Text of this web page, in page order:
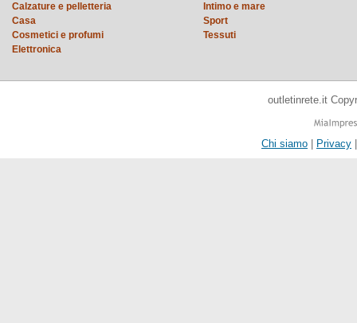
Calzature e pelletteria
Casa
Cosmetici e profumi
Elettronica
Intimo e mare
Sport
Tessuti
outletinrete.it
Chi siamo | Privacy